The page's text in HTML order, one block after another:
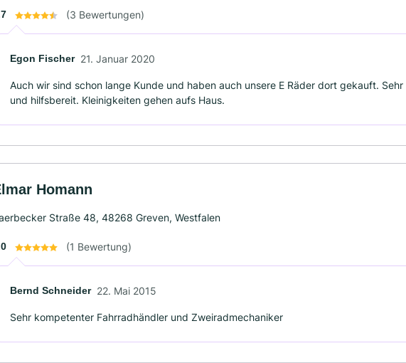
(3 Bewertungen)
Egon Fischer 21. Januar 2020
Auch wir sind schon lange Kunde und haben auch unsere E Räder dort gekauft.
und hilfsbereit. Kleinigkeiten gehen aufs Haus.
Homann
Straße 48, 48268 Greven, Westfalen
(1 Bewertung)
Bernd Schneider 22. Mai 2015
Sehr kompetenter Fahrradhändler und Zweiradmechaniker